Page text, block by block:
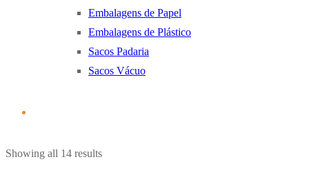
Embalagens de Papel
Embalagens de Plástico
Sacos Padaria
Sacos Vácuo
Showing all 14 resultsOrdenado